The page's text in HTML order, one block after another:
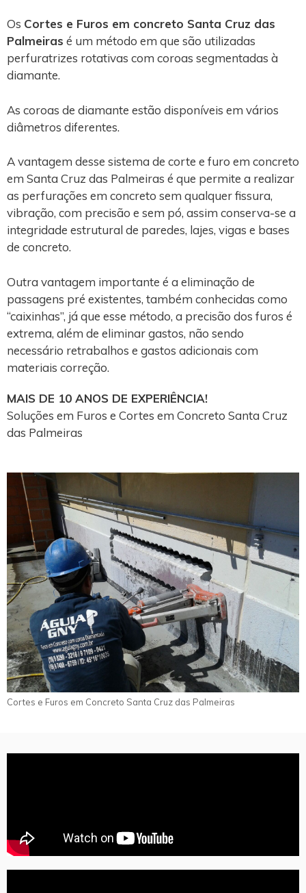
Os Cortes e Furos em concreto Santa Cruz das
Palmeiras é um método em que são utilizadas
perfuratrizes rotativas com coroas segmentadas à
diamante.
As coroas de diamante estão disponíveis em vários
diâmetros diferentes.
A vantagem desse sistema de corte e furo em concreto
em Santa Cruz das Palmeiras é que permite a realizar
as perfurações em concreto sem qualquer fissura,
vibração, com precisão e sem pó, assim conserva-se a
integridade estrutural de paredes, lajes, vigas e bases
de concreto.
Outra vantagem importante é a eliminação de
passagens pré existentes, também conhecidas como
“caixinhas”, já que esse método, a precisão dos furos é
extrema, além de eliminar gastos, não sendo
necessário retrabalhos e gastos adicionais com
materiais correção.
MAIS DE 10 ANOS DE EXPERIÊNCIA!
Soluções em Furos e Cortes em Concreto Santa Cruz
das Palmeiras
Cortes e Furos em Concreto Santa Cruz das Palmeiras